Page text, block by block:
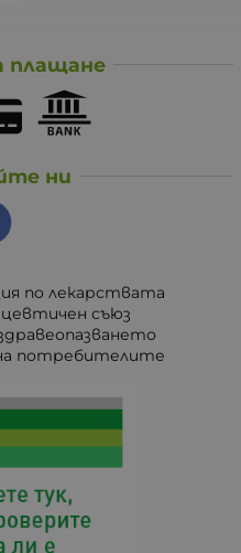
плащане
ни
по лекарствата
съюз
потребителите